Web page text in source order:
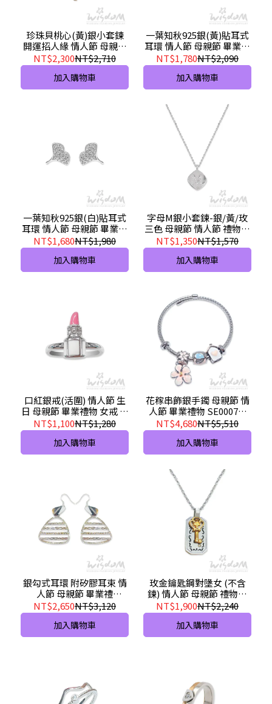
珍珠貝桃心(黃)銀小套鍊
開運招人緣 情人節 母親節
生日禮-SB00394-1-BCXX
NT$2,300NT$2,710
加入購物車
一葉知秋925銀(黃)貼耳式
耳環 情人節 母親節 畢業禮
物推薦- ZSF00017-1-
AGHX
NT$1,780NT$2,090
加入購物車
一葉知秋925銀(白)貼耳式
耳環 情人節 母親節 畢業禮
物推薦- ZSF00017-AFHX
NT$1,680NT$1,980
加入購物車
字母M銀小套鍊-銀/黃/玫
三色 母親節 情人節 禮物推
薦 SB00227-ABEX
NT$1,350NT$1,570
加入購物車
口紅銀戒(活圍) 情人節 生
日 母親節 畢業禮物 女戒 尾
戒 推薦 SA00013-AXXX
NT$1,100NT$1,280
加入購物車
花稼串飾銀手鐲 母親節 情
人節 畢業禮物 SE00077-
DFHX
NT$4,680NT$5,510
加入購物車
銀勾式耳環 附矽膠耳束 情
人節 母親節 畢業禮
SF00057-BFEX
NT$2,650NT$3,120
加入購物車
玫金鑰匙鋼對墬女 (不含
鍊) 情人節 母親節 禮物推
薦 ND00031G-AIXX
NT$1,900NT$2,240
加入購物車